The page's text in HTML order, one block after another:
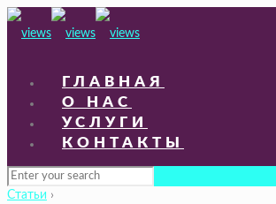
ГЛАВНАЯ
О НАС
УСЛУГИ
КОНТАКТЫ
Статьи ›